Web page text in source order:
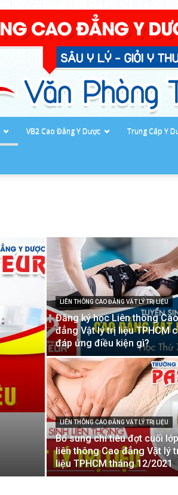
Y
Dược
Sài
VB2 Cao Đẳng Y Dược Trung Cấp Y
LIÊN THÔNG CAO ĐẲNG VẬT LÝ TRỊ LIỆU
Đăng ký học Liên thông Cao
đẳng Vật lý trị liệu TPHCM
đáp ứng điều kiện gì?
LIÊN THÔNG CAO ĐẲNG VẬT LÝ TRỊ LIỆU
Bổ sung chỉ tiêu đợt cuối lớp
liên thông Cao đẳng Vật lý
liệu TPHCM tháng 12/2021